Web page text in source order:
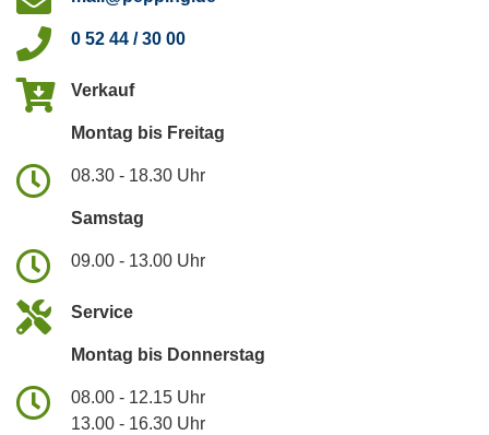
0 52 44 / 30 00
Verkauf
Montag bis Freitag
08.30 - 18.30 Uhr
Samstag
09.00 - 13.00 Uhr
Service
Montag bis Donnerstag
08.00 - 12.15 Uhr
13.00 - 16.30 Uhr